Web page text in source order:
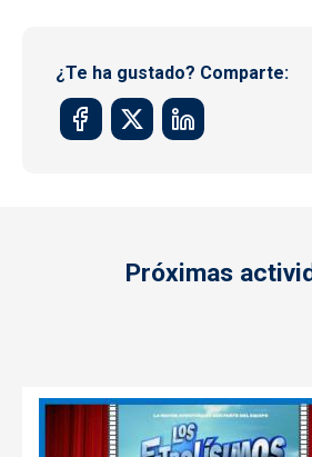
¿Te ha gustado? Comparte:
Próximas